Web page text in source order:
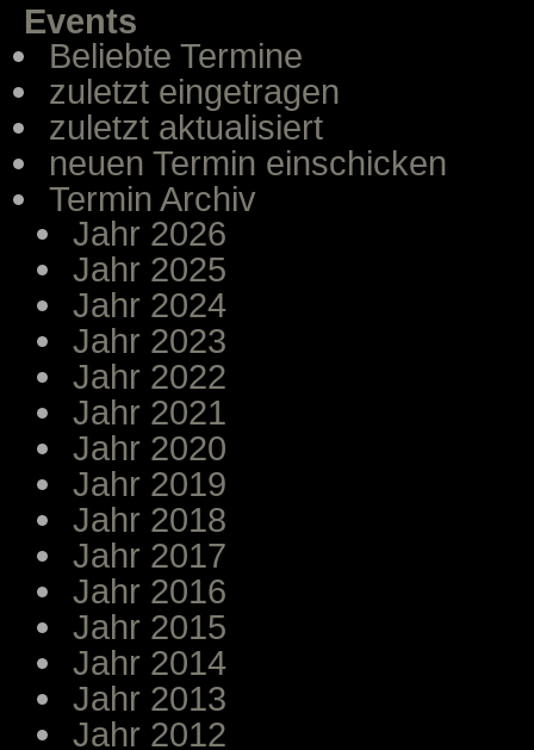
Events
Beliebte Termine
zuletzt eingetragen
zuletzt aktualisiert
neuen Termin einschicken
Termin Archiv
Jahr 2026
Jahr 2025
Jahr 2024
Jahr 2023
Jahr 2022
Jahr 2021
Jahr 2020
Jahr 2019
Jahr 2018
Jahr 2017
Jahr 2016
Jahr 2015
Jahr 2014
Jahr 2013
Jahr 2012